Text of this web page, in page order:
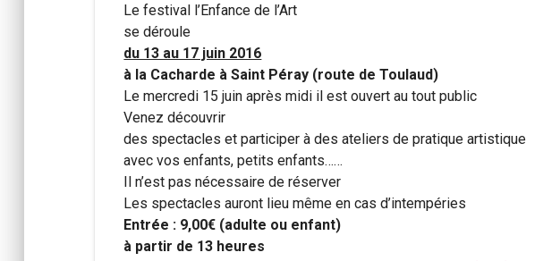
Le festival l’Enfance de l’Art
se déroule
du 13 au 17 juin 2016
à la Cacharde à Saint Péray (route de Toulaud)
Le mercredi 15 juin après midi il est ouvert au tout public
Venez découvrir
des spectacles et participer à des ateliers de pratique artistique
avec vos enfants, petits enfants……
Il n’est pas nécessaire de réserver
Les spectacles auront lieu même en cas d’intempéries
Entrée : 9,00€ (adulte ou enfant)
à partir de 13 heures